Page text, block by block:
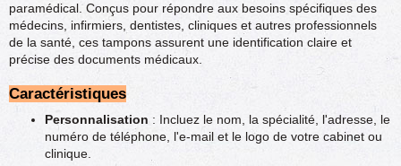
paramédical. Conçus pour répondre aux besoins spécifiques des
médecins, infirmiers, dentistes, cliniques et autres professionnels
de la santé, ces tampons assurent une identification claire et
précise des documents médicaux.
Caractéristiques
Personnalisation : Incluez le nom, la spécialité, l'adresse, le
numéro de téléphone, l'e-mail et le logo de votre cabinet ou
clinique.